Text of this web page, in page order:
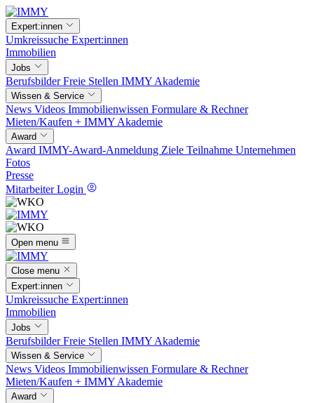
Expert:innen
Umkreissuche Expert:innen
Immobilien
Jobs
BerufsbilderFreie Stellen IMMY Akademie
Wissen & Service
News Videos Immobilienwissen Formulare & Rechner
Mieten/Kaufen + IMMY Akademie
Award
Award IMMY-Award-Anmeldung Ziele Teilnahme Unternehmen
Fotos
Presse
Mitarbeiter Login
Open menu
Close menu
Expert:innen
Umkreissuche Expert:innen
Immobilien
Jobs
BerufsbilderFreie Stellen IMMY Akademie
Wissen & Service
News Videos Immobilienwissen Formulare & Rechner
Mieten/Kaufen + IMMY Akademie
Award